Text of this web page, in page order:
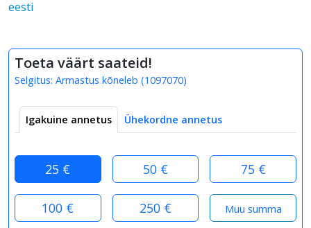
eesti
Toeta väärt saateid!
Selgitus: Armastus kõneleb (1097070)
Igakuine annetus Ühekordne annetus
25 € 50 € 75 €
100 € 250 €